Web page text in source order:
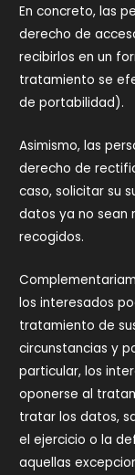
En concreto, las
derecho de
recibirlos en un
tratamiento se
de portabilidad).
Asimismo, las
derecho de
caso, solicitar su
datos ya no sean
recogidos.
los interesados
tratamiento de
circunstancias y
particular, los
oponerse al
tratar los datos,
el ejercicio o la
aquellas